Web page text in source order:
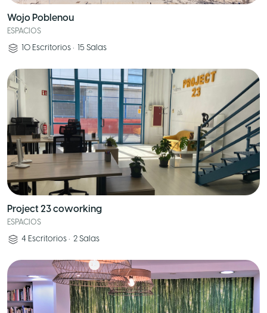
Wojo Poblenou
ESPACIOS
10 Escritorios • 15 Salas
Project 23 coworking
ESPACIOS
4 Escritorios • 2 Salas